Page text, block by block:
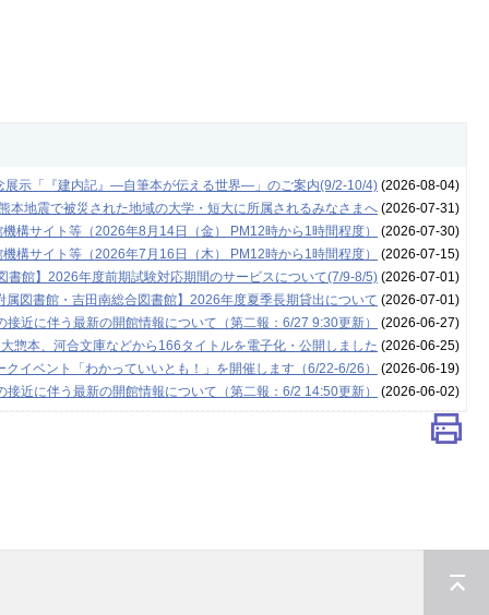
展示「『建内記』―自筆本が伝える世界―」のご案内(9/2-10/4)(2026-08-04)
本地震で被災された地域の大学・短大に所属されるみなさまへ(2026-07-31)
構サイト等（2026年8月14日（金） PM12時から1時間程度）
(2026-07-30)
構サイト等（2026年7月16日（木） PM12時から1時間程度）
(2026-07-15)
書館】2026年度前期試験対応期間のサービスについて(7/9-8/5)(2026-07-01)
属図書館・吉田南総合図書館】2026年度夏季長期貸出について (2026-07-01)
近に伴う最新の開館情報について（第二報：6/27 9:30更新）
(2026-06-27)
惣本、河合文庫などから166タイトルを電子化・公開しました (2026-06-25)
クイベント「わかっていいとも！」を開催します（6/22-6/26）
(2026-06-19)
近に伴う最新の開館情報について（第二報：6/2 14:50更新）
(2026-06-02)